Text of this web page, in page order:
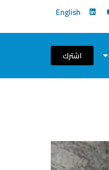
English
اشترك